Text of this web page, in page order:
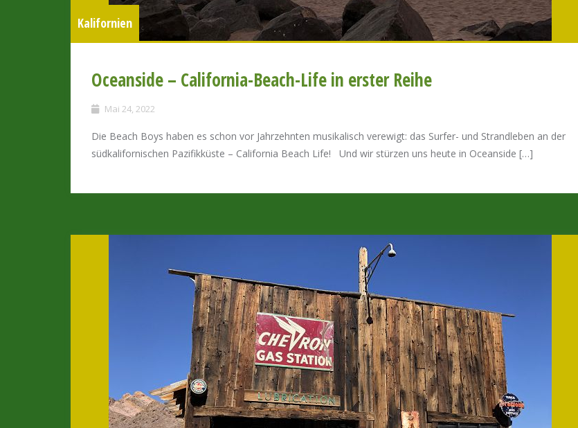
Kalifornien
Oceanside – California-Beach-Life in erster Reihe
Mai 24, 2022
Die Beach Boys haben es schon vor Jahrzehnten musikalisch verewigt: das Surfer- und Strandleben an der
südkalifornischen Pazifikküste – California Beach Life! Und wir stürzen uns heute in Oceanside […]